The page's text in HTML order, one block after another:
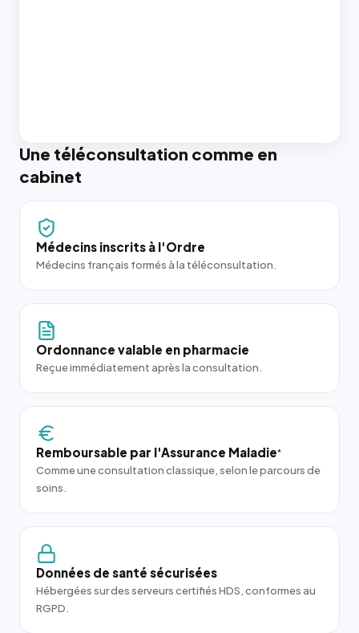
Une téléconsultation comme en
cabinet
Médecins inscrits à l'Ordre
Médecins français formés à la téléconsultation.
Ordonnance valable en pharmacie
Reçue immédiatement après la consultation.
Remboursable par l'Assurance Maladie*
Comme une consultation classique, selon le parcours de
soins.
Données de santé sécurisées
Hébergées sur des serveurs certifiés HDS, conformes au
RGPD.